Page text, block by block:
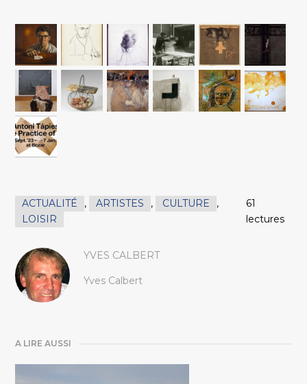
ACTUALITÉ , ARTISTES , CULTURE
,
LOISIR
61
lectures
YVES CALBERT
Yves Calbert
A LIRE AUSSI